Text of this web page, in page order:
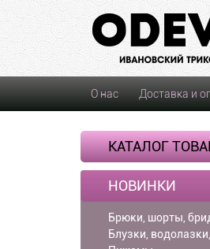
О нас Доставка и
КАТАЛОГ
НОВИНКИ
Брюки, шорты,
Блузки,